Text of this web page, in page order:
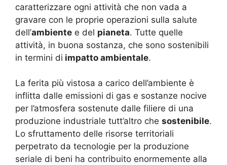
caratterizzare ogni attività che non vada a
gravare con le proprie operazioni sulla salute
dell’ambiente e del pianeta. Tutte quelle
attività, in buona sostanza, che sono sostenibili
in termini di impatto ambientale.
La ferita più vistosa a carico dell’ambiente è
inflitta dalle emissioni di gas e sostanze nocive
per l’atmosfera sostenute dalle filiere di una
produzione industriale tutt’altro che sostenibile.
Lo sfruttamento delle risorse territoriali
perpetrato da tecnologie per la produzione
seriale di beni ha contribuito enormemente alla